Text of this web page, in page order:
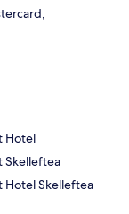
Hotel
Skelleftea
Hotel Skelleftea